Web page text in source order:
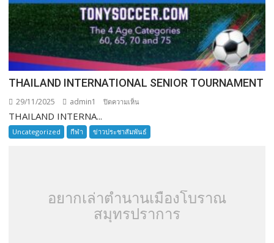
THAILAND INTERNATIONAL SENIOR TOURNAMENT
29/11/2025 admin1 ปิดความเห็น
INTERNATIONAL
SENIOR
THAILAND INTERNA...
Uncategorized กีฬา ข่าวประชาสัมพันธ์
อยากเล่าตำนานเมืองโบราณ
สมุทรปราการ